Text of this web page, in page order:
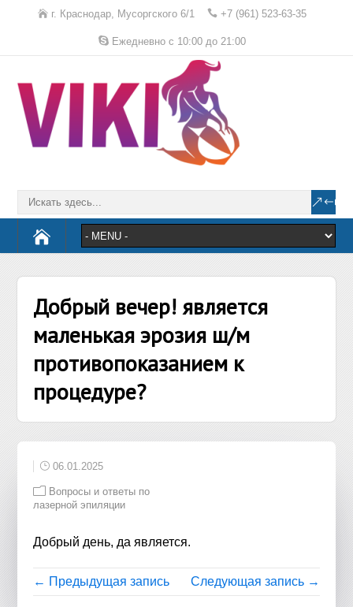
г. Краснодар, Мусоргского 6/1 +7 (961) 523-63-35
Ежедневно с 10:00 до 21:00
Добрый вечер! является
маленькая эрозия ш/м
противопоказанием к
процедуре?
06.01.2025
Вопросы и ответы по
лазерной эпиляции
Добрый день, да является.
← Предыдущая запись Следующая запись →